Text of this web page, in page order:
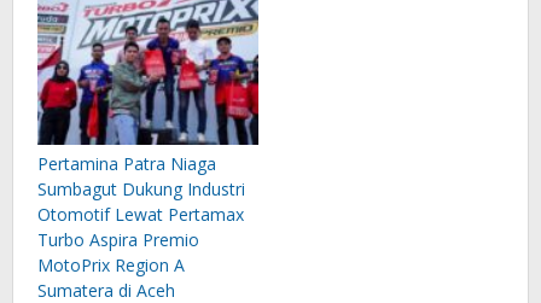
Pertamina Patra Niaga
Sumbagut Dukung Industri
Otomotif Lewat Pertamax
Turbo Aspira Premio
MotoPrix Region A
Sumatera di Aceh